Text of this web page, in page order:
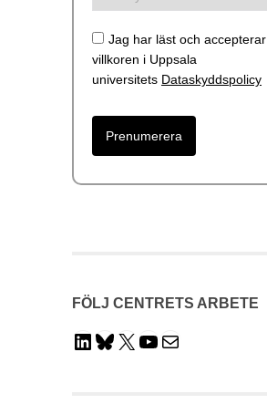
Jag har läst och accepterar
villkoren i Uppsala
universitets Dataskyddspolicy
FÖLJ CENTRETS ARBETE
LinkedIn
Bluesky
X YouTube
E-Post